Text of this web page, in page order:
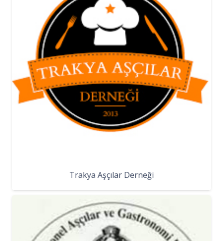
Trakya Aşçılar Derneği